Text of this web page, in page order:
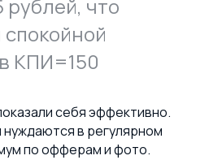
рублей, что
КПИ=150
себя эффективно.
в регулярном
по офферам и фото.